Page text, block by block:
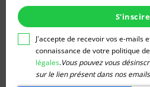
Une question ? Un
à votre
votre
adresse
email
pour
vous
inscrire
S'inscire
J'accepte de recevoir vos e-mails
connaissance de votre politique
légales.Vous pouvez vous
sur le lien présent dans nos